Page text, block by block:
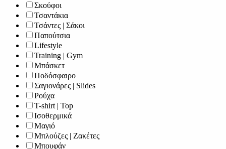
Σκούφοι
Τσαντάκια
Τσάντες | Σάκοι
Παπούτσια
Lifestyle
Training | Gym
Μπάσκετ
Ποδόσφαιρο
Σαγιονάρες | Slides
Ρούχα
T-shirt | Top
Ισοθερμικά
Μαγιό
Μπλούζες | Ζακέτες
Μπουφάν